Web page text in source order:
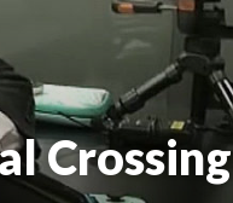
Crossing